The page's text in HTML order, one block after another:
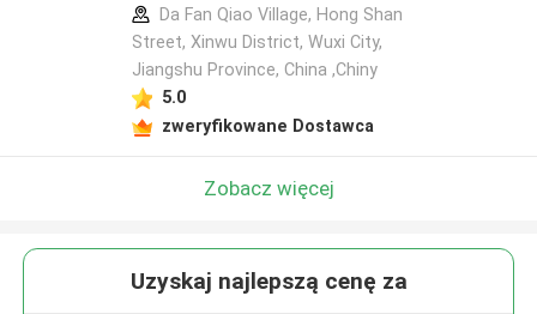
Da Fan Qiao Village, Hong Shan
Street, Xinwu District, Wuxi City,
Jiangshu Province, China ,Chiny
5.0
zweryfikowane Dostawca
Zobacz więcej
Uzyskaj najlepszą cenę za